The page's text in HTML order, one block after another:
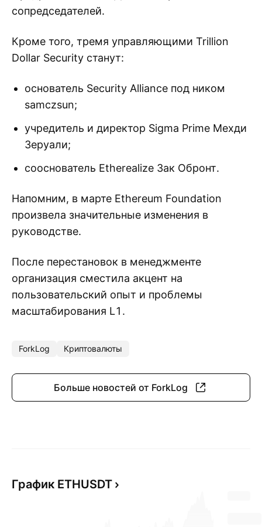
сопредседателей.
Кроме того, тремя управляющими Trillion
Dollar Security станут:
основатель Security Alliance под ником
samczsun;
учредитель и директор Sigma Prime Мехди
Зеруали;
сооснователь Etherealize Зак Обронт.
Напомним, в марте Ethereum Foundation
произвела значительные изменения в
руководстве.
После перестановок в менеджменте
организация сместила акцент на
пользовательский опыт и проблемы
масштабирования L1.
ForkLog Криптовалюты
Больше новостей от ForkLog
График ETHUSDT